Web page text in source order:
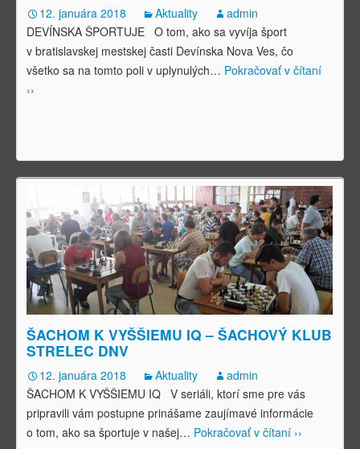
12. januára 2018 Aktuality
admin
DEVÍNSKA ŠPORTUJE O tom, ako sa vyvíja šport
v bratislavskej mestskej časti Devínska Nova Ves, čo
všetko sa na tomto poli v uplynulých… Pokračovať v čítaní
››
ŠACHOM K VYŠŠIEMU IQ – ŠACHOVÝ KLUB
STRELEC DNV
12. januára 2018 Aktuality
admin
ŠACHOM K VYŠŠIEMU IQ V seriáli, ktorí sme pre vás
pripravili vám postupne prinášame zaujímavé informácie
o tom, ako sa športuje v našej… Pokračovať v čítaní ››